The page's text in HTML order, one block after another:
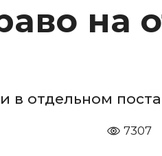
на
в отдельном
7307